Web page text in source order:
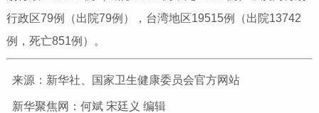
行政区79例（出院79例），台湾地区19515例（出院13742
例，死亡851例）。
来源：新华社、国家卫生健康委员会官方网站
新华聚焦网：何斌 宋廷义 编辑